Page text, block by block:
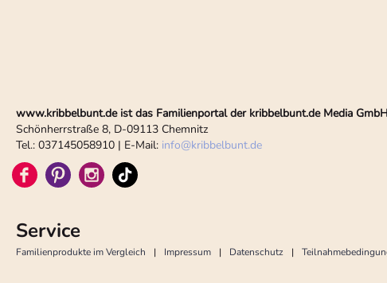
www.kribbelbunt.de ist das Familienportal der kribbelbunt.de Media GmbH
Schönherrstraße 8, D-09113 Chemnitz
Tel.: 037145058910 | E-Mail: info@kribbelbunt.de
Service
Familienprodukte im Vergleich Impressum Datenschutz